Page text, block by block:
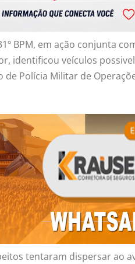
BPM, em ação conjunta
identificou veículos
Polícia Militar de
tentaram dispersar ao